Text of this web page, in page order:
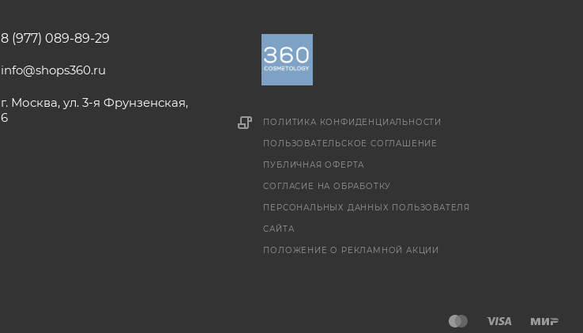
8 (977) 089-89-29
info@shops360.ru
г. Москва, ул. 3-я Фрунзенская,
6
ПОЛИТИКА КОНФИДЕНЦИАЛЬНОСТИ
ПОЛЬЗОВАТЕЛЬСКОЕ СОГЛАШЕНИЕ
ПУБЛИЧНАЯ ОФЕРТА
СОГЛАСИЕ НА ОБРАБОТКУ
ПЕРСОНАЛЬНЫХ ДАННЫХ ПОЛЬЗОВАТЕЛЯ
САЙТА
ПОЛОЖЕНИЕ О РЕКЛАМНОЙ АКЦИИ